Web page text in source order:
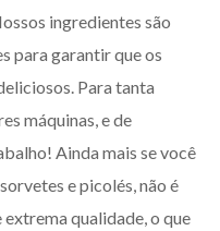
ingredientes são
para garantir que os
Para tanta
máquinas, e de
Ainda mais se você
e picolés, não é
qualidade, o que